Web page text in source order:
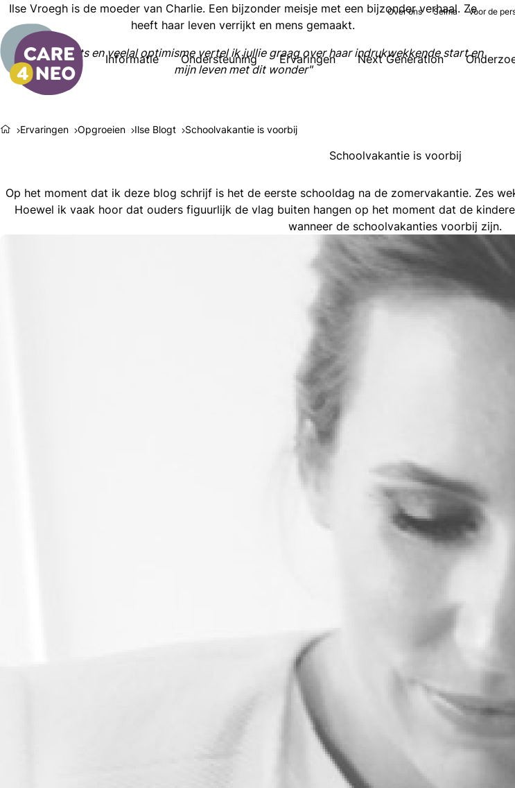
Informatie Ondersteuning Ervaringen Next Generation
Over ons Selma Voor de
Ilse Vroegh is de moeder van Charlie. Een bijzonder meisje met een bijzonder verhaal. Ze
heeft haar leven verrijkt en mens gemaakt.
"Met liefde, trots en veelal optimisme vertel ik jullie graag over haar indrukwekkende start en
mijn leven met dit wonder"
Ervaringen Opgroeien Ilse Blogt Schoolvakantie is voorbij
Schoolvakantie is voorbij
Op het moment dat ik deze blog schrijf is het de eerste schooldag na de zomervakantie. Zes
Hoewel ik vaak hoor dat ouders figuurlijk de vlag buiten hangen op het moment dat de
wanneer de schoolvakanties voorbij zijn.